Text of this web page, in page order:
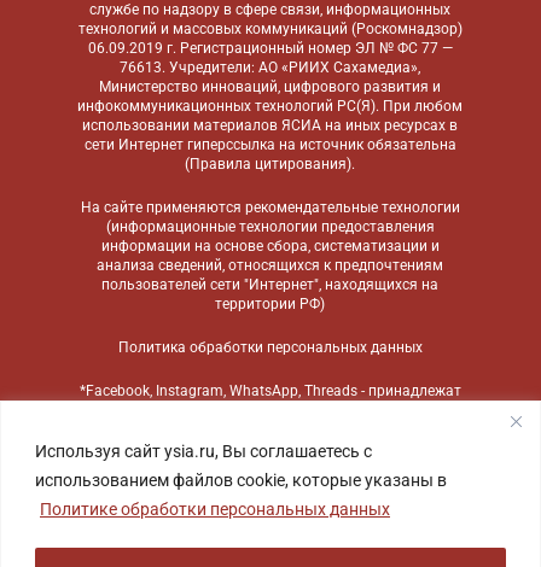
Используя сайт ysia.ru, Вы соглашаетесь с
использованием файлов cookie, которые указаны в
Политике обработки персональных данных
службе по надзору в сфере связи, информационных
технологий и массовых коммуникаций (Роскомнадзор)
06.09.2019 г. Регистрационный номер ЭЛ № ФС 77 —
76613. Учредители: АО «РИИХ Сахамедиа»,
Министерство инноваций, цифрового развития и
инфокоммуникационных технологий РС(Я). При любом
использовании материалов ЯСИА на иных ресурсах в
сети Интернет гиперссылка на источник обязательна
(Правила цитирования).
На сайте применяются рекомендательные технологии
(информационные технологии предоставления
информации на основе сбора, систематизации и
анализа сведений, относящихся к предпочтениям
пользователей сети "Интернет", находящихся на
территории РФ)
Политика обработки персональных данных
*Facebook, Instagram, WhatsApp, Threads - принадлежат